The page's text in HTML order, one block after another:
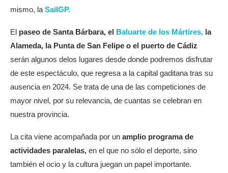
mismo, la SailGP.
El paseo de Santa Bárbara, el Baluarte de los Mártires, la
Alameda, la Punta de San Felipe o el puerto de Cádiz
serán algunos delos lugares desde donde podremos disfrutar
de este espectáculo, que regresa a la capital gaditana tras su
ausencia en 2024. Se trata de una de las competiciones de
mayor nivel, por su relevancia, de cuantas se celebran en
nuestra provincia.
La cita viene acompañada por un amplio programa de
actividades paralelas, en el que no sólo el deporte, sino
también el ocio y la cultura juegan un papel importante.